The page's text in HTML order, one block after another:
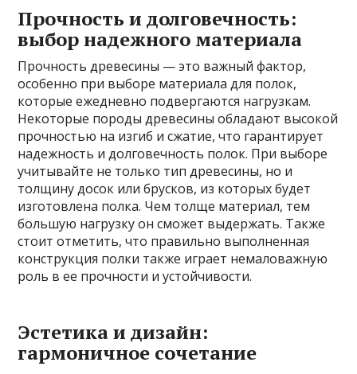
Прочность и долговечность:
выбор надежного материала
Прочность древесины — это важный фактор,
особенно при выборе материала для полок,
которые ежедневно подвергаются нагрузкам.
Некоторые породы древесины обладают высокой
прочностью на изгиб и сжатие, что гарантирует
надежность и долговечность полок. При выборе
учитывайте не только тип древесины, но и
толщину досок или брусков, из которых будет
изготовлена полка. Чем толще материал, тем
большую нагрузку он сможет выдержать. Также
стоит отметить, что правильно выполненная
конструкция полки также играет немаловажную
роль в ее прочности и устойчивости.
Эстетика и дизайн:
гармоничное сочетание